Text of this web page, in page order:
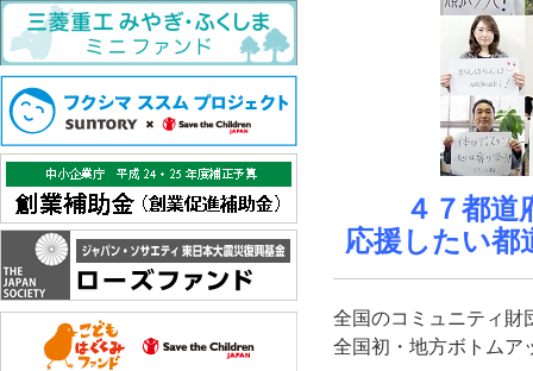
４７都
応援したい都
全国のコミュニティ財
全国初・地方ボトムア